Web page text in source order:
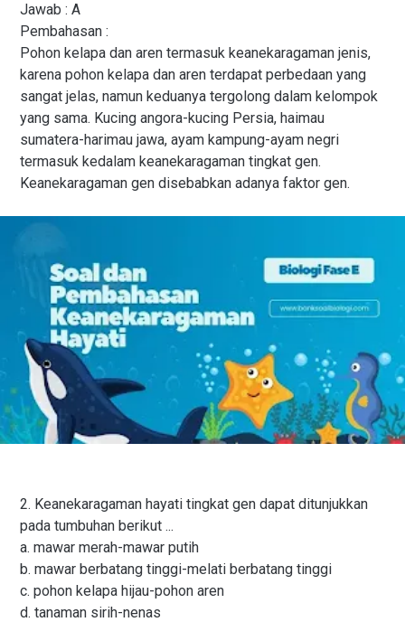
Jawab : A
Pembahasan :
Pohon kelapa dan aren termasuk keanekaragaman jenis,
karena pohon kelapa dan aren terdapat perbedaan yang
sangat jelas, namun keduanya tergolong dalam kelompok
yang sama. Kucing angora-kucing Persia, haimau
sumatera-harimau jawa, ayam kampung-ayam negri
termasuk kedalam keanekaragaman tingkat gen.
Keanekaragaman gen disebabkan adanya faktor gen.
2. Keanekaragaman hayati tingkat gen dapat ditunjukkan
pada tumbuhan berikut ...
a. mawar merah-mawar putih
b. mawar berbatang tinggi-melati berbatang tinggi
c. pohon kelapa hijau-pohon aren
d. tanaman sirih-nenas